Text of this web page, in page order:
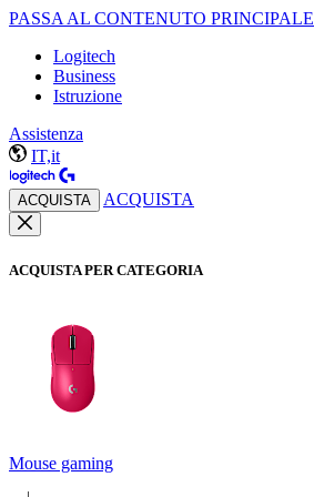
PASSA AL CONTENUTO PRINCIPALE
Logitech
Business
Istruzione
Assistenza
IT,it
ACQUISTA ACQUISTA
ACQUISTA PER CATEGORIA
Mouse gaming